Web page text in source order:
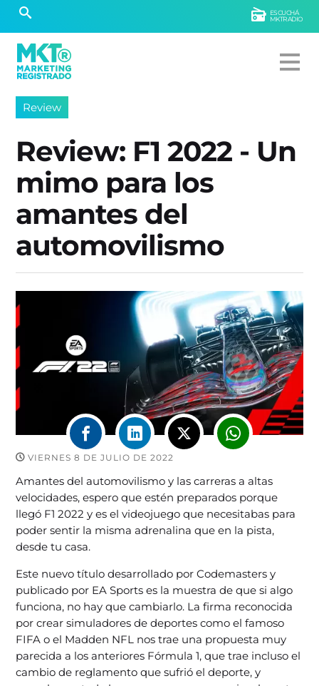
ESCUCHÁ
MKTRADIO
Review
Review: F1 2022 - Un
mimo para los
amantes del
automovilismo
VIERNES 8 DE JULIO DE 2022
Amantes del automovilismo y las carreras a altas
velocidades, espero que estén preparados porque
llegó F1 2022 y es el videojuego que necesitabas para
poder sentir la misma adrenalina que en la pista,
desde tu casa.
Este nuevo título desarrollado por Codemasters y
publicado por EA Sports es la muestra de que si algo
funciona, no hay que cambiarlo. La firma reconocida
por crear simuladores de deportes como el famoso
FIFA o el Madden NFL nos trae una propuesta muy
parecida a los anteriores Fórmula 1, que trae incluso el
cambio de reglamento que sufrió el deporte, y